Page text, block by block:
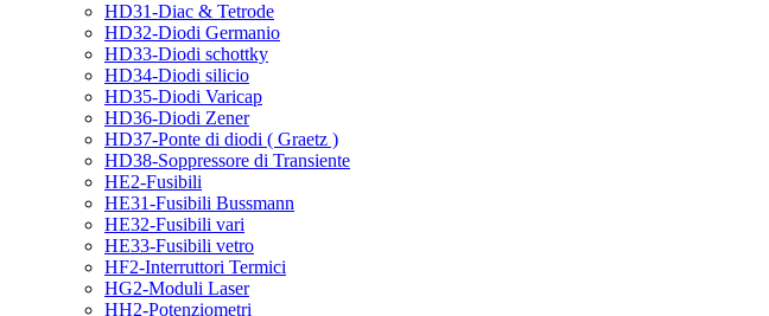
HD31-Diac & Tetrode
HD32-Diodi Germanio
HD33-Diodi schottky
HD34-Diodi silicio
HD35-Diodi Varicap
HD36-Diodi Zener
HD37-Ponte di diodi ( Graetz )
HD38-Soppressore di Transiente
HE2-Fusibili
HE31-Fusibili Bussmann
HE32-Fusibili vari
HE33-Fusibili vetro
HF2-Interruttori Termici
HG2-Moduli Laser
HH2-Potenziometri